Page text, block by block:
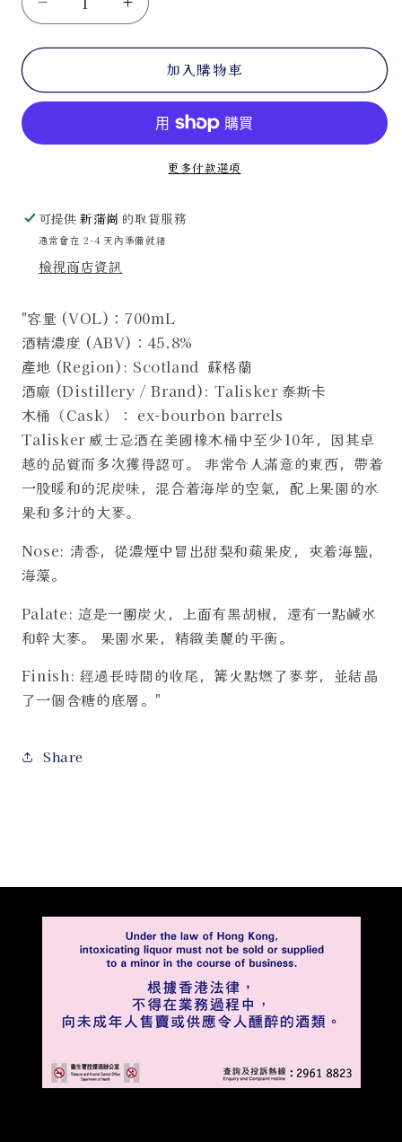
Talisker
10
Years
[700mL]
Talisker
10
Years
[45.8%]
[700mL]
加入購物車
更多付款選項
可提供新蒲崗 的取貨服務
通常會在 2-4 天內準備就緒
檢視商店資訊
"容量 (VOL)：700mL
酒精濃度 (ABV)：45.8%
產地 (Region): Scotland 蘇格蘭
酒廠 (Distillery / Brand): Talisker 泰斯卡
木桶（Cask）： ex-bourbon barrels
Talisker 威士忌酒在美國橡木桶中至少10年，因其卓
越的品質而多次獲得認可。 非常令人滿意的東西，帶着
一股暖和的泥炭味，混合着海岸的空氣，配上果園的水
果和多汁的大麥。
Nose: 清香，從濃煙中冒出甜梨和蘋果皮，夾着海鹽，
海藻。
Palate: 這是一團炭火，上面有黑胡椒，還有一點鹹水
和幹大麥。 果園水果，精緻美麗的平衡。
Finish: 經過長時間的收尾，篝火點燃了麥芽，並結晶
了一個含糖的底層。"
Share